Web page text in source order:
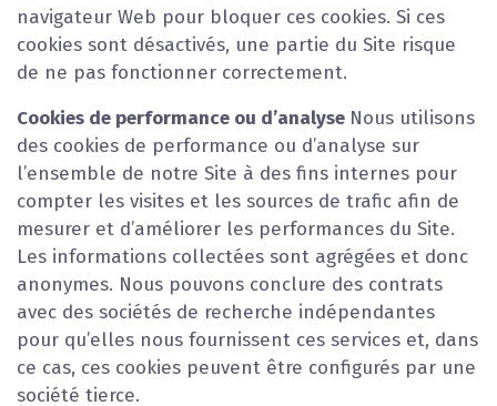
navigateur Web pour bloquer ces cookies. Si ces
cookies sont désactivés, une partie du Site risque
de ne pas fonctionner correctement.
Cookies de performance ou d’analyse Nous utilisons
des cookies de performance ou d’analyse sur
l’ensemble de notre Site à des fins internes pour
compter les visites et les sources de trafic afin de
mesurer et d’améliorer les performances du Site.
Les informations collectées sont agrégées et donc
anonymes. Nous pouvons conclure des contrats
avec des sociétés de recherche indépendantes
pour qu’elles nous fournissent ces services et, dans
ce cas, ces cookies peuvent être configurés par une
société tierce.